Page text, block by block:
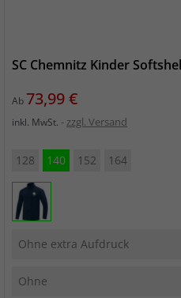
SC Chemnitz Kinder
Ab Preis
73,99 €
inkl. MwSt. zzgl. Versand
128 140 152 164